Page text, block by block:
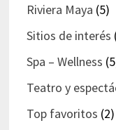
Riviera Maya (5)
Sitios de interés
Spa – Wellness
Teatro y
Top favoritos (2)